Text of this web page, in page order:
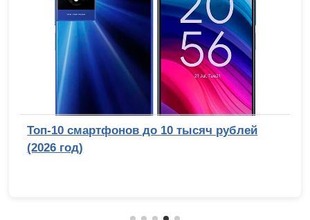
Топ-10 смартфонов до 10 тысяч рублей
(2026 год)